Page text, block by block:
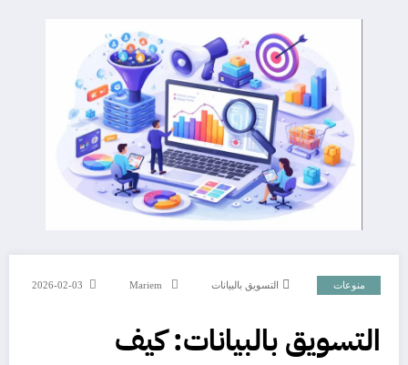
منوعات التسويق بالبيانات Mariem
2026-02-03
التسويق بالبيانات: كيف